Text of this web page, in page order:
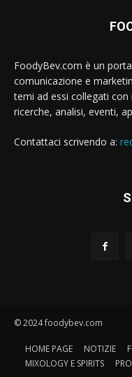
FoodyBev.com è un
comunicazione e
temi ad essi collegati
ricerche, analisi, eventi,
Contattaci scrivendo a:
© 2024 foodybev.com
HOME PAGE NOTIZIE
MIXOLOGY E SPIRITS